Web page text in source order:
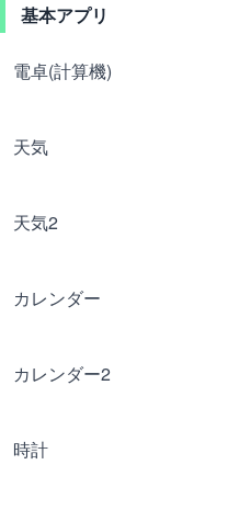
基本アプリ
電卓(計算機)
天気
天気2
カレンダー
カレンダー2
時計